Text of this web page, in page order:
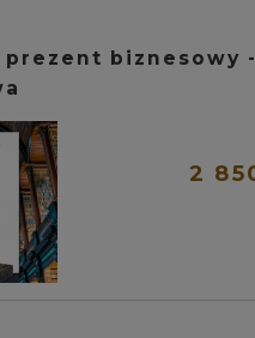
biznesowy -
2